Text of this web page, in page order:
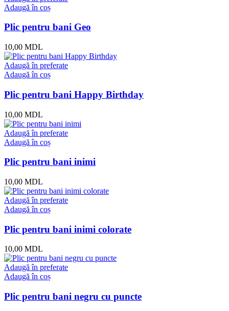
Adaugă în coș
Plic pentru bani Geo
10,00 MDL
Adaugă în preferate
Adaugă în coș
Plic pentru bani Happy Birthday
10,00 MDL
Adaugă în preferate
Adaugă în coș
Plic pentru bani inimi
10,00 MDL
Adaugă în preferate
Adaugă în coș
Plic pentru bani inimi colorate
10,00 MDL
Adaugă în preferate
Adaugă în coș
Plic pentru bani negru cu puncte